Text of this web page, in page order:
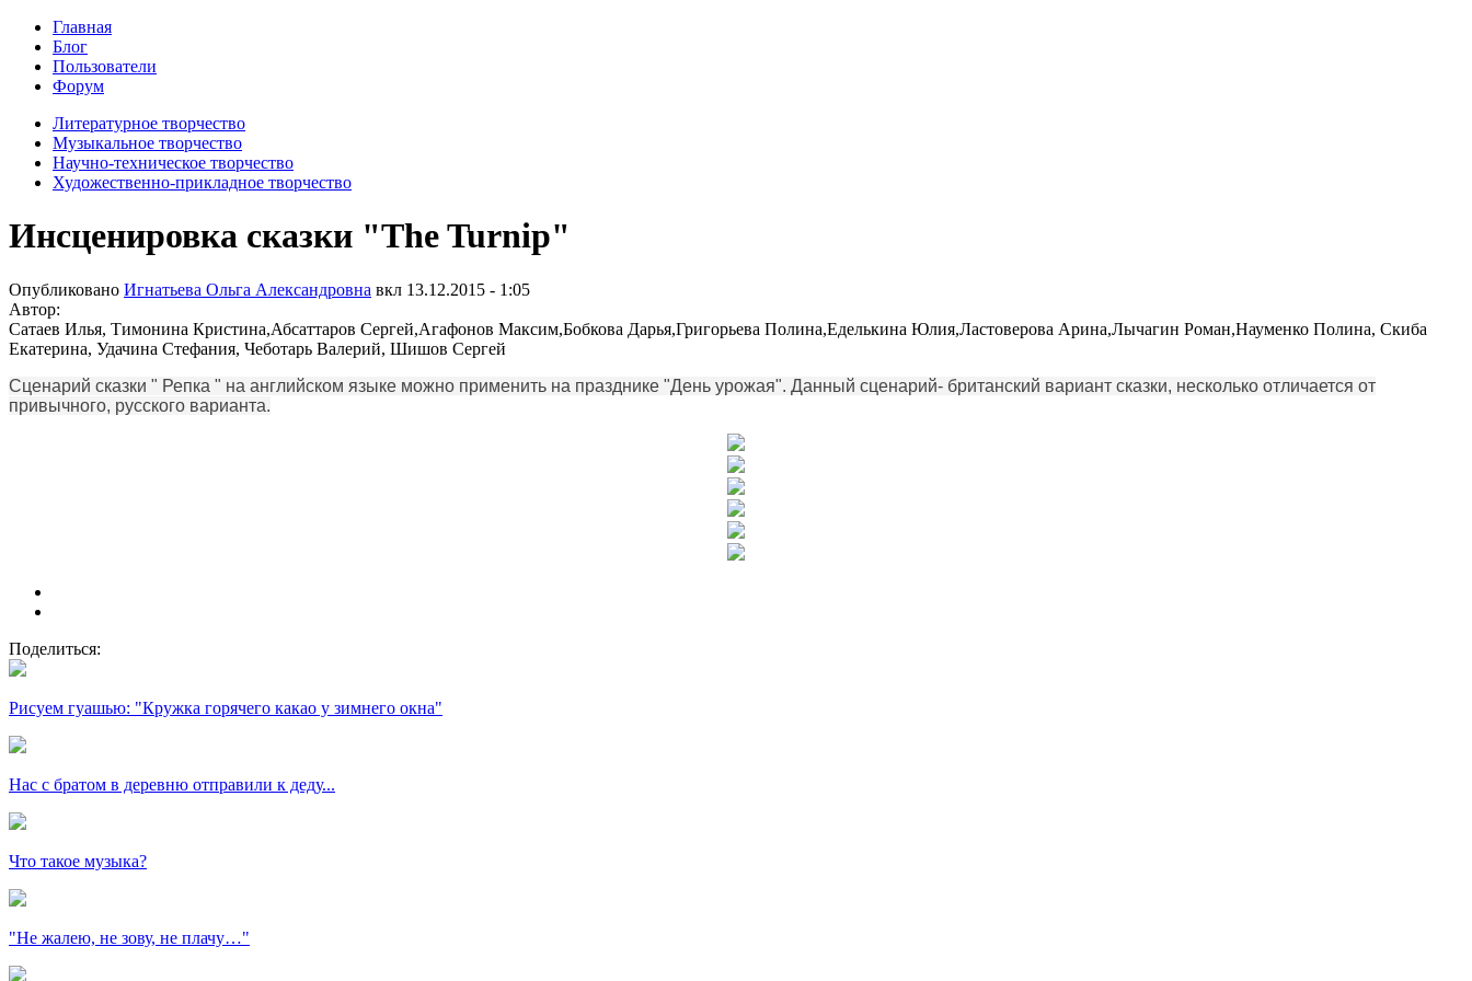
Главная
Блог
Пользователи
Форум
Литературное творчество
Музыкальное творчество
Научно-техническое творчество
Художественно-прикладное творчество
Инсценировка сказки "The Turnip"
Опубликовано Игнатьева Ольга Александровна вкл 13.12.2015 - 1:05
Автор:
Сатаев Илья, Тимонина Кристина,Абсаттаров Сергей,Агафонов Максим,Бобкова Дарья,Григорьева Полина,Еделькина Юлия,Ластоверова Арина,Лычагин Роман,Науменко Полина, Скиба
Екатерина, Удачина Стефания, Чеботарь Валерий, Шишов Сергей
Сценарий сказки " Репка " на английском языке можно применить на празднике "День урожая". Данный сценарий- британский вариант сказки, несколько отличается от
привычного, русского варианта.
Поделиться:
Рисуем гуашью: "Кружка горячего какао у зимнего окна"
Нас с братом в деревню отправили к деду...
Что такое музыка?
"Не жалею, не зову, не плачу…"